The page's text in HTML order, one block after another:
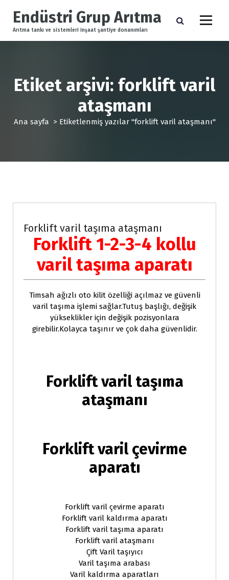
r
Endüstri Grup Arıtma
Arıtma tankı ve sistemleri inşaat şantiye donanımları
Etiket arşivi: forklift varil
ataşmanı
Ana sayfa > Etiketlenmiş yazılar "forklift varil ataşmanı"
Forklift varil taşıma ataşmanı
Forklift 1-2-3-4 kollu
varil taşıma aparatı
Timsah ağızlı oto kilit özelliği açılmaz ve güvenli
varil taşıma işlemi sağlar.Tutuş başlığı, değişik
yükseklikler için değişik pozisyonlara
girebilir.Kolayca taşınır ve çok daha güvenlidir.
Forklift varil taşıma
ataşmanı
Forklift varil çevirme
aparatı
Forklift varil çevirme aparatı
Forklift varil kaldırma aparatı
Forklift varil taşıma aparatı
Forklift varil ataşmanı
Çift Varil taşıyıcı
Varil taşıma arabası
Varil kaldırma aparatları